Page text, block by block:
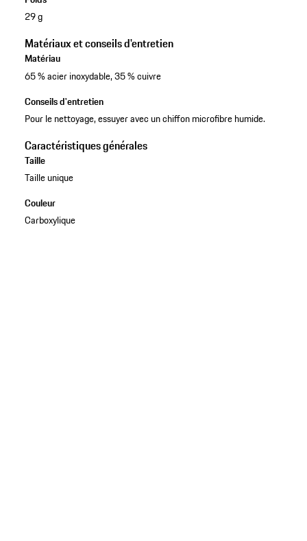
29 g
Matériaux et conseils d'entretien
Matériau
65 % acier inoxydable, 35 % cuivre
Conseils d'entretien
Pour le nettoyage, essuyer avec un chiffon microfibre humide.
Caractéristiques générales
Taille
Taille unique
Couleur
Carboxylique